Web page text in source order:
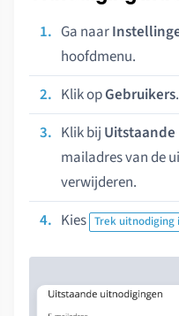
Ga naar
hoofdmenu.
Klik opGebruikers.
Klik bij
mailadres van de
verwijderen.
Kies Trek uitnodiging